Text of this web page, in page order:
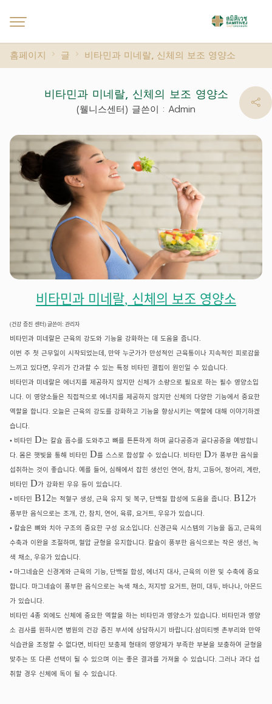
홈페이지 글 비타민과 미네랄, 신체의 보조 영양소
비타민과 미네랄, 신체의 보조 영양소
(웰니스센터) 글쓴이 : Admin
비타민과 미네랄, 신체의 보조 영양소
(건강 증진 센터) 글쓴이 : 관리자
비타민과 미네랄은 근육의 강도와 기능을 강화하는 데 도움을 줍니다
이번 주 첫 근무일이 시작되었는데 만약 누군가가 만성적인 근육통이나 지속적인 피로감을
느끼고 있다면 우리가 간과할 수 있는 특정 비타민 결핍이 원인일 수 있습니다
비타민과 미네랄은 에너지를 제공하지 않지만 신체가 소량으로 필요로 하는 필수 영양소입
니다 이 영양소들은 직접적으로 에너지를 제공하지 않지만 신체의 다양한 기능에서 중요한
역할을 합니다 오늘은 근육의 강도를 강화하고 기능을 향상시키는 역할에 대해 이야기하겠
습니다
• 비타민 D는 칼슘 흡수를 도와주고 뼈를 튼튼하게 하며 골다공증과 골다공증을 예방합니
다 몸은 햇빛을 통해 비타민 D를 스스로 합성할 수 있습니다 비타민 D가 풍부한 음식을
섭취하는 것이 좋습니다 예를 들어 심해에서 잡힌 생선인 연어 참치 고등어 정어리 계란
비타민 D가 강화된 우유 등이 있습니다
• 비타민 B12는 적혈구 생성 근육 유지 및 복구 단백질 합성에 도움을 줍니다 B12가
풍부한 음식으로는 조개 간 참치 연어 육류 요거트 우유가 있습니다
• 칼슘은 뼈와 치아 구조의 중요한 구성 요소입니다 신경근육 시스템의 기능을 돕고 근육의
수축과 이완을 조절하며 혈압 균형을 유지합니다 칼슘이 풍부한 음식으로는 작은 생선 녹
색 채소 우유가 있습니다
• 마그네슘은 신경계와 근육의 기능 단백질 합성 에너지 대사 근육의 이완 및 수축에 중요
합니다 마그네슘이 풍부한 음식으로는 녹색 채소 저지방 요거트 현미 대두 바나나 아몬드
가 있습니다
비타민 4종 외에도 신체에 중요한 역할을 하는 비타민과 영양소가 있습니다 비타민과 영양
소 검사를 원하시면 병원의 건강 증진 부서에 상담하시기 바랍니다 삼미티벳 촌부리와 만약
식습관을 조정할 수 없다면 비타민 보충제 형태의 영양제가 부족한 부분을 보충하여 균형을
맞추는 또 다른 선택이 될 수 있으며 이는 좋은 결과를 가져올 수 있습니다 그러나 과다 섭
취할 경우 신체에 독이 될 수 있습니다